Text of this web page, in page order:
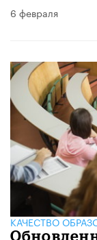
6 февраля
КАЧЕСТВО